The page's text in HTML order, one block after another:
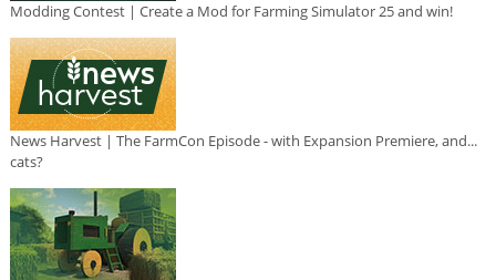
Modding Contest | Create a Mod for Farming Simulator 25 and win!
News Harvest | The FarmCon Episode - with Expansion Premiere, and...
cats?